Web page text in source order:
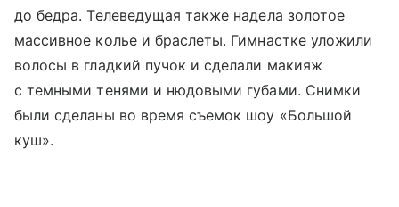
до бедра. Телеведущая также надела золотое
массивное колье и браслеты. Гимнастке уложили
волосы в гладкий пучок и сделали макияж
с темными тенями и нюдовыми губами. Снимки
были сделаны во время съемок шоу «Большой
куш».